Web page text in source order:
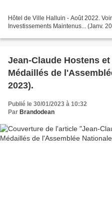
Hôtel de Ville Halluin - Août 2022.
Investissements Maintenus... (Janv.
Jean-Claude Hostens
Médaillés de
2023).
Publié le 30/01/2023 à 10:32
Par Brandodean